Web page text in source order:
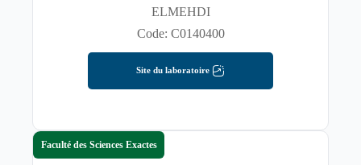
ELMEHDI
Code: C0140400
Site du laboratoire
Faculté des Sciences Exactes